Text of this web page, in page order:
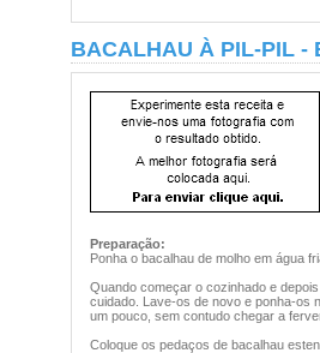
BACALHAU À PIL-PIL -
Preparação:
Ponha o bacalhau de molho em água
Quando começar o cozinhado e
cuidado. Lave-os de novo e ponha-os
um pouco, sem contudo chegar a
Coloque os pedaços de bacalhau